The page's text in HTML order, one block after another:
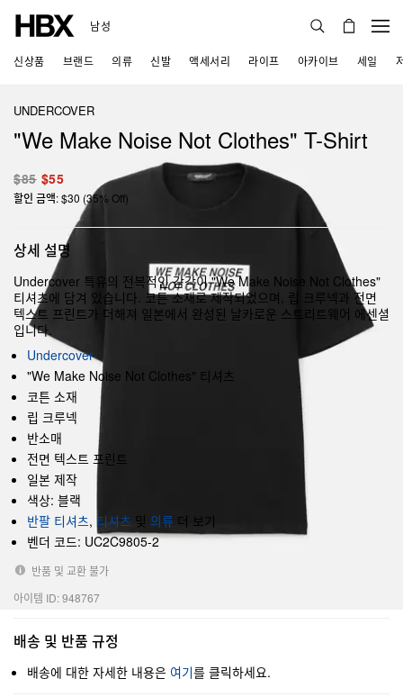
남성
신상품 브랜드 의류 신발 액세서리 라이프 아카이브 세일
UNDERCOVER
"We Make Noise Not Clothes" T-Shirt
$85 $55
할인 금액: $30 (35% Off)
상세 설명
Undercover 특유의 전복적인 감각이 "We Make Noise Not Clothes"
티셔츠에 담겨 있습니다. 코튼 소재로 제작되었으며, 립 크루넥과 전면
텍스트 프린트가 더해져 일본에서 완성된 날카로운 스트리트웨어 에센셜
입니다.
Undercover
"We Make Noise Not Clothes" 티셔츠
코튼 소재
립 크루넥
반소매
전면 텍스트 프린트
일본 제작
색상: 블랙
반팔 티셔츠, 티셔츠 및 의류 더 보기
벤더 코드: UC2C9805-2
반품 및 교환 불가
아이템 ID: 948767
배송 및 반품 규정
배송에 대한 자세한 내용은 여기를 클릭하세요.